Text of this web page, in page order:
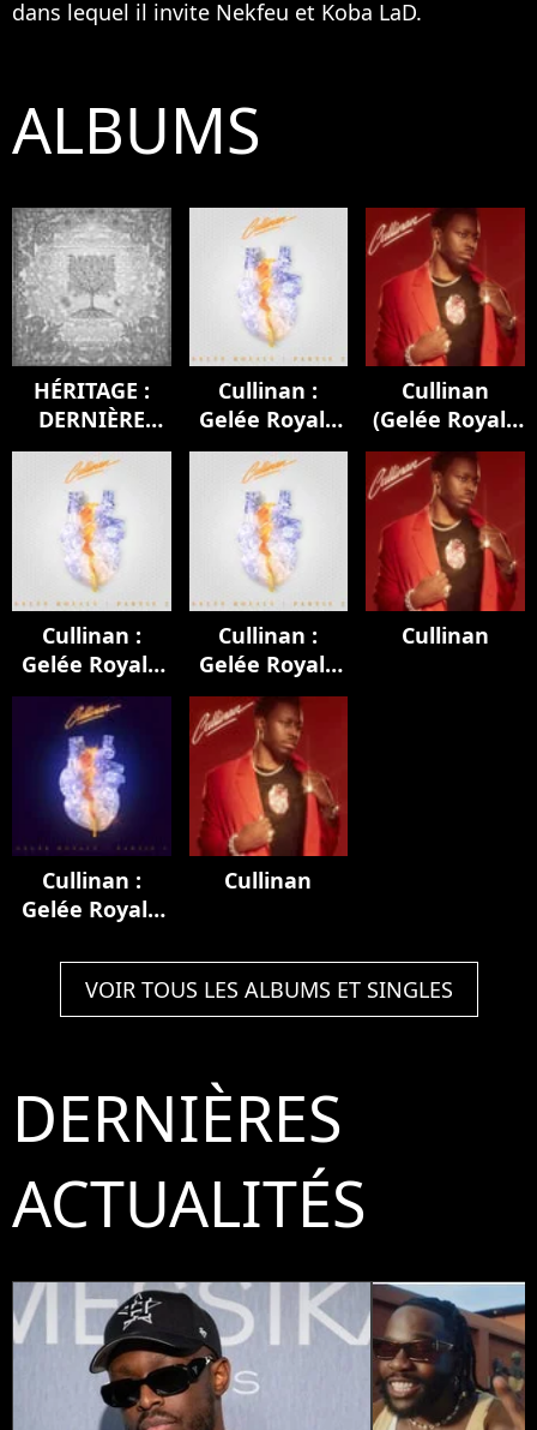
dans lequel il invite Nekfeu et Koba LaD.
ALBUMS
HÉRITAGE :
DERNIÈRE
EMPREINTE
Cullinan :
Gelée Royale
(Partie 2)
Cullinan
(Gelée Royale
1 & 2)
Cullinan :
Gelée Royale
(Partie 2)
Cullinan :
Gelée Royale
(Partie 2)
Cullinan
Cullinan :
Gelée Royale
Cullinan
VOIR TOUS LES ALBUMS ET SINGLES
DERNIÈRES
ACTUALITÉS